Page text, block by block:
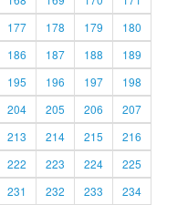
177 178 179
180
186 187 188
189
195 196 197
198
204 205 206
207
213 214 215
216
222 223 224
225
231 232 233
234